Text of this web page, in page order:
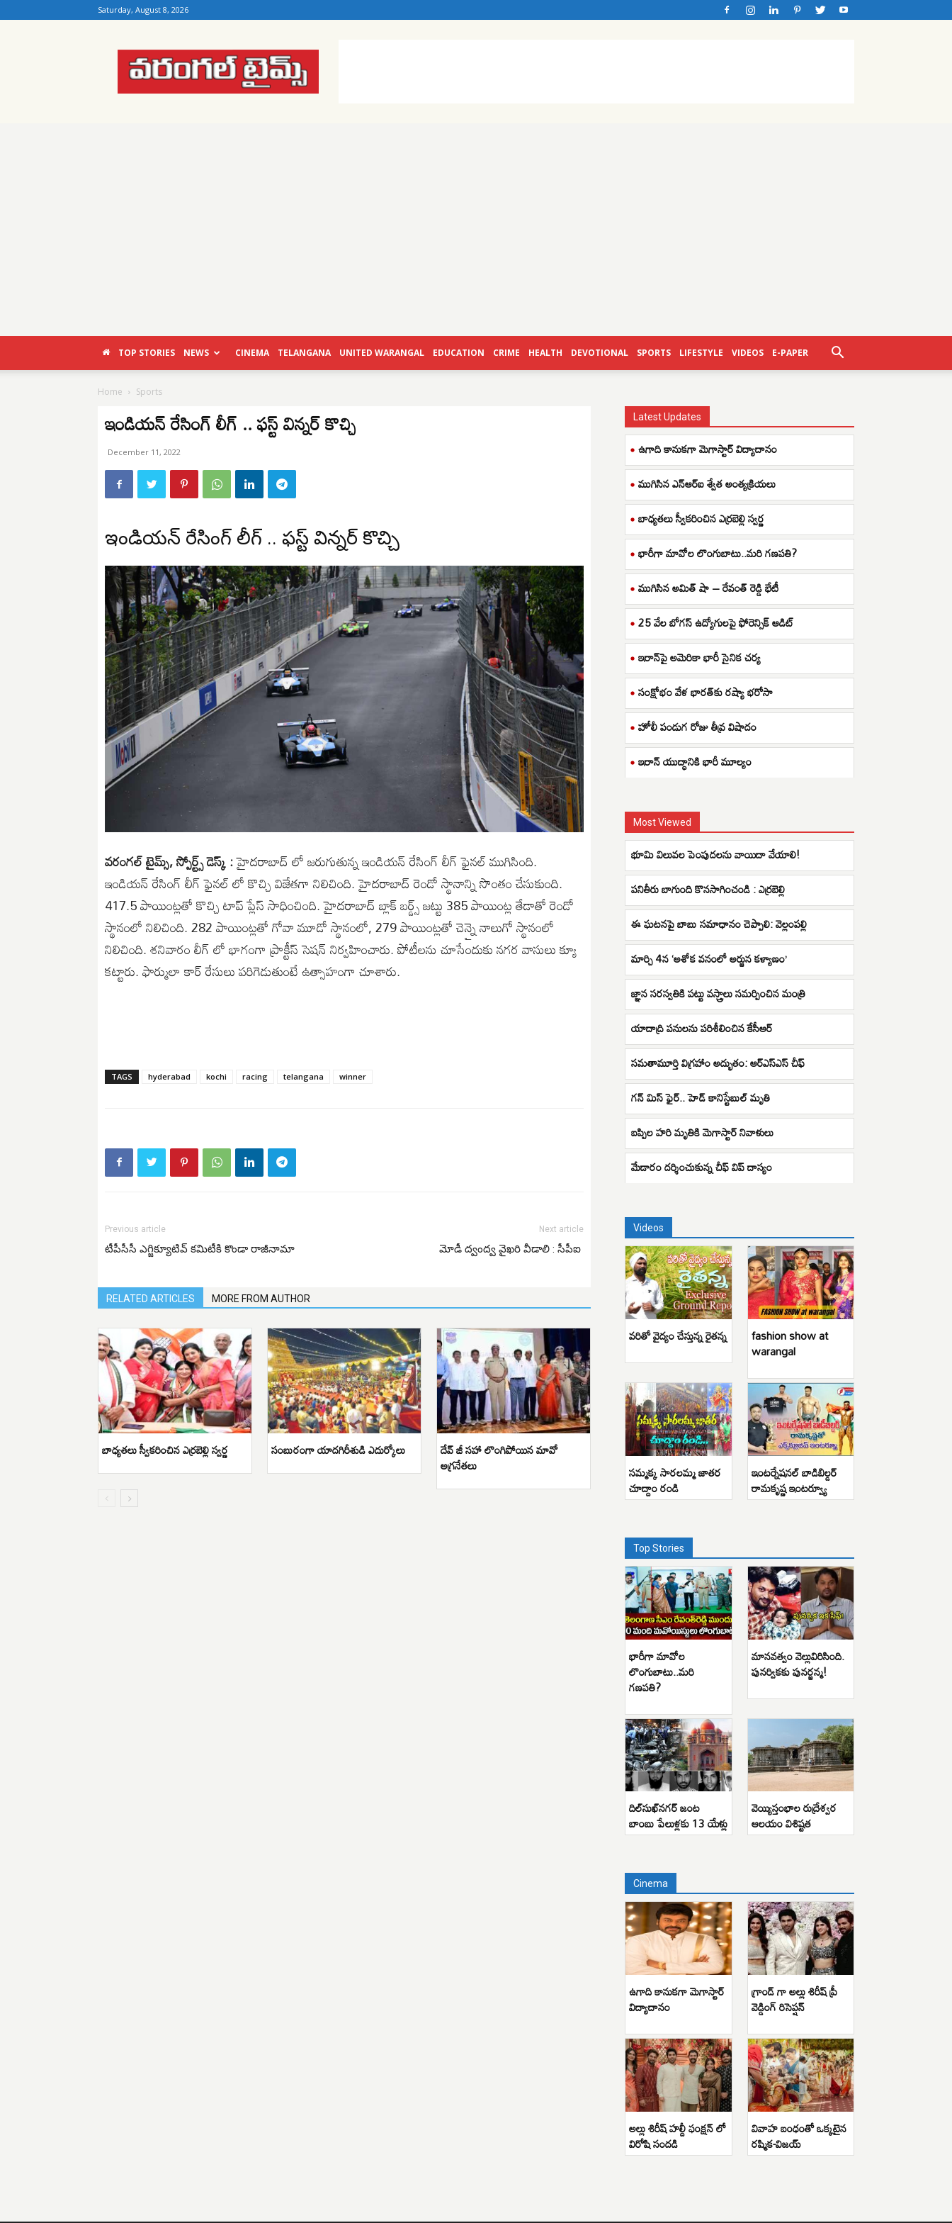
Saturday, August 8, 2026
Warangal
Times
TOP STORIES NEWS CINEMA TELANGANA UNITED WARANGAL EDUCATION CRIME HEALTH DEVOTIONAL SPORTS LIFESTYLE VIDEOS E-PAPER
Home Sports
ఇండియన్ రేసింగ్ లీగ్ .. ఫస్ట్ విన్నర్ కొచ్చి
December 11, 2022
ఇండియన్ రేసింగ్ లీగ్ .. ఫస్ట్ విన్నర్ కొచ్చి
వరంగల్ టైమ్స్, స్పోర్ట్స్ డెస్క్ :హైదరాబాద్ లో జరుగుతున్న ఇండియన్ రేసింగ్ లీగ్ ఫైనల్ ముగిసింది.
ఇండియన్ రేసింగ్ లీగ్ ఫైనల్ లో కొచ్చి విజేతగా నిలిచింది. హైదరాబాద్ రెండో స్థానాన్ని సొంతం చేసుకుంది.
417.5 పాయింట్లతో కొచ్చి టాప్ ప్లేస్ సాధించింది. హైదరాబాద్ బ్లాక్ బర్డ్స్ జట్టు 385 పాయింట్ల తేడాతో రెండో
స్థానంలో నిలిచింది. 282 పాయింట్లతో గోవా మూడో స్థానంలో, 279 పాయింట్లతో చెన్నై నాలుగో స్థానంలో
నిలిచింది. శనివారం లీగ్ లో భాగంగా ప్రాక్టీస్ సెషన్ నిర్వహించారు. పోటీలను చూసేందుకు నగర వాసులు క్యూ
కట్టారు. ఫార్ములా కార్ రేసులు పరిగెడుతుంటే ఉత్సాహంగా చూశారు.
TAGS hyderabad kochi racing telangana winner
Previous article
టీపీసీసీ ఎగ్జిక్యూటివ్ కమిటీకి కొండా రాజీనామా
Next article
మోడీ ద్వంద్వ వైఖరి వీడాలి : సీపీఐ
RELATED ARTICLES MORE FROM AUTHOR
బాధ్యతలు స్వీకరించిన ఎర్రబెల్లి స్వర్ణ సంబురంగా యాదగిరీశుడి ఎదుర్కోలు దేవ్ జీ సహా లొంగిపోయిన మావో
అగ్రనేతలు
Latest Updates
ఉగాది కానుకగా మెగాస్టార్ విద్యాదానం
ముగిసిన ఎన్ఆర్ఐ శ్వేత అంత్యక్రియలు
బాధ్యతలు స్వీకరించిన ఎర్రబెల్లి స్వర్ణ
భారీగా మావోల లొంగుబాటు..మరి గణపతి?
ముగిసిన అమిత్ షా – రేవంత్ రెడ్డి భేటీ
25 వేల బోగస్ ఉద్యోగులపై ఫోరెన్సిక్ ఆడిట్
ఇరాన్‌పై అమెరికా భారీ సైనిక చర్య
సంక్షోభం వేళ భారత్‌కు రష్యా భరోసా
హోలీ పండుగ రోజు తీవ్ర విషాదం
ఇరాన్ యుద్ధానికి భారీ మూల్యం
Most Viewed
భూమి విలువ‌ల పెంపుద‌లను వాయిదా వేయాలి!
పనితీరు బాగుంది కొనసాగించండి : ఎర్రబెల్లి
ఈ ఘటనపై బాబు సమాధానం చెప్పాలి: వెల్లంపల్లి
మార్చి 4న ‘అశోక వనంలో అర్జున కళ్యాణం’
జ్ఞాన సరస్వతికి పట్టు వస్త్రాలు సమర్పించిన మంత్రి
యాదాద్రి పనులను పరిశీలించిన కేసీఆర్
సమతామూర్తి విగ్రహాం అద్భుతం: ఆర్ఎస్ఎస్ చీఫ్
గన్ మిస్ ఫైర్.. హెడ్ కానిస్టేబుల్ మృతి
బప్పిల హరి మృతికి మెగాస్టార్ నివాళులు
మేడారం దర్శించుకున్న చీఫ్ విప్ దాస్యం
Videos
వరితో వైద్యం చేస్తున్న రైతన్న fashion show at
warangal
సమ్మక్క సారలమ్మ జాతర
చూద్దాం రండి
ఇంటర్నేషనల్ బాడిబిల్డర్
రామకృష్ణ ఇంటర్వ్యూ
Top Stories
భారీగా మావోల
లొంగుబాటు..మరి
గణపతి?
మానవత్వం వెల్లువిరిసింది.
పునర్వికకు పునర్జన్మ!
దిల్‌సుఖ్‌నగర్ జంట
బాంబు పేలుళ్లకు 13 యేళ్లు
వెయ్యిస్తంభాల రుద్రేశ్వర
ఆలయం విశిష్టత
Cinema
ఉగాది కానుకగా మెగాస్టార్
విద్యాదానం
గ్రాండ్ గా అల్లు శిరీష్ ప్రీ
వెడ్డింగ్ రిసెప్షన్
అల్లు శిరీష్ హల్దీ ఫంక్షన్ లో
విరోషి సందడి
వివాహ బంధంతో ఒక్కటైన
రష్మిక-విజయ్